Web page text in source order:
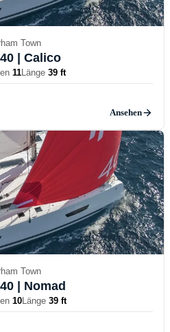
Town
| Calico
11Länge 39 ft
Ansehen
Town
| Nomad
10Länge 39 ft